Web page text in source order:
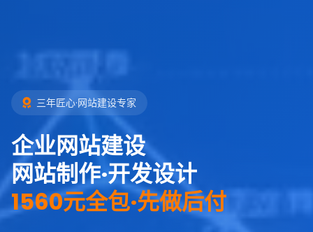
三年匠心·网站建设专家
企业网站建设
网站制作·开发设计
1560元全包·先做后付